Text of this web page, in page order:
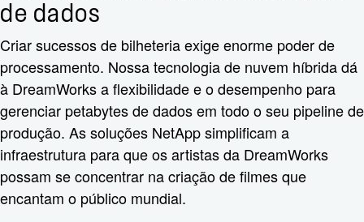
de dados
Criar sucessos de bilheteria exige enorme poder de
processamento. Nossa tecnologia de nuvem híbrida dá
à DreamWorks a flexibilidade e o desempenho para
gerenciar petabytes de dados em todo o seu pipeline de
produção. As soluções NetApp simplificam a
infraestrutura para que os artistas da DreamWorks
possam se concentrar na criação de filmes que
encantam o público mundial.